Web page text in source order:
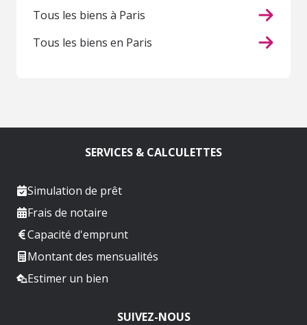
Tous les biens à Paris
Tous les biens en Paris
SERVICES & CALCULETTES
Simulation de prêt
Frais de notaire
Capacité d'emprunt
Montant des mensualités
Estimer un bien
SUIVEZ-NOUS